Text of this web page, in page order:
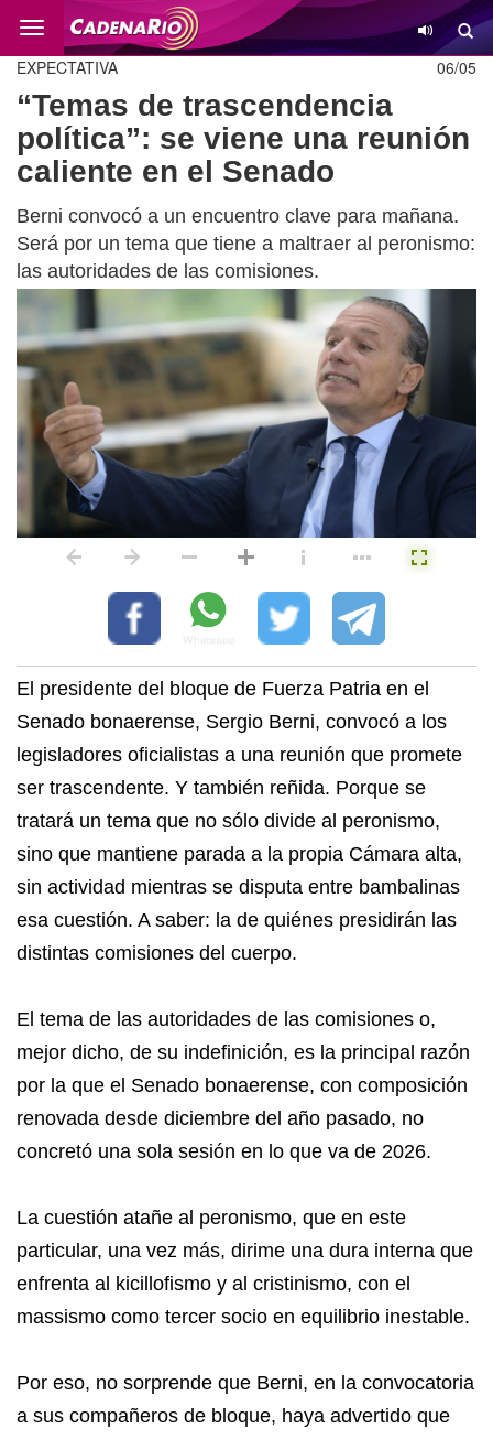
Cambio
06/05
EXPECTATIVA
“Temas de trascendencia
política”: se viene una reunión
caliente en el Senado
Berni convocó a un encuentro clave para mañana.
Será por un tema que tiene a maltraer al peronismo:
las autoridades de las comisiones.
El presidente del bloque de Fuerza Patria en el
Senado bonaerense, Sergio Berni, convocó a los
legisladores oficialistas a una reunión que promete
ser trascendente. Y también reñida. Porque se
tratará un tema que no sólo divide al peronismo,
sino que mantiene parada a la propia Cámara alta,
sin actividad mientras se disputa entre bambalinas
esa cuestión. A saber: la de quiénes presidirán las
distintas comisiones del cuerpo.
El tema de las autoridades de las comisiones o,
mejor dicho, de su indefinición, es la principal razón
por la que el Senado bonaerense, con composición
renovada desde diciembre del año pasado, no
concretó una sola sesión en lo que va de 2026.
La cuestión atañe al peronismo, que en este
particular, una vez más, dirime una dura interna que
enfrenta al kicillofismo y al cristinismo, con el
massismo como tercer socio en equilibrio inestable.
Por eso, no sorprende que Berni, en la convocatoria
a sus compañeros de bloque, haya advertido que